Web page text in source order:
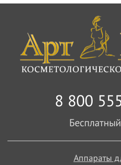
8 800
Аппараты